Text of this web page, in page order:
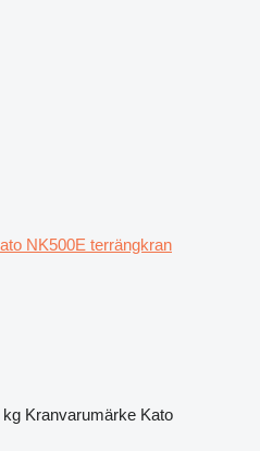
NK500E terrängkran
kg Kranvarumärke Kato